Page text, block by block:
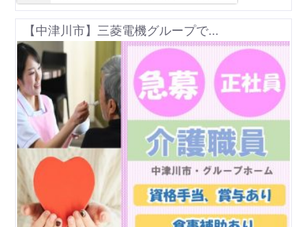
【中津川市】三菱電機グループで...